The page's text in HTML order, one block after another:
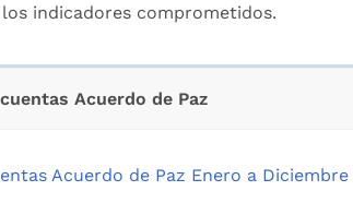
indicadores comprometidos.
Acuerdo de Paz
Acuerdo de Paz Enero a Diciembre